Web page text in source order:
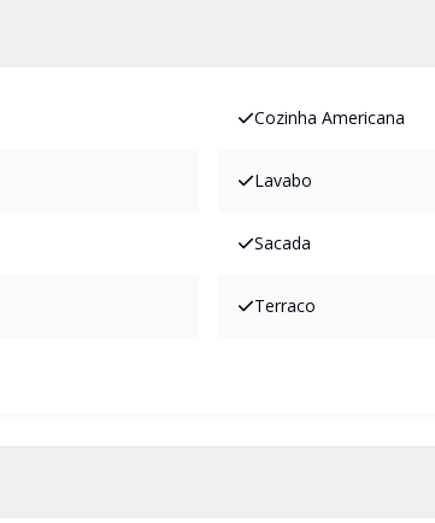
Cozinha Americana
Lavabo
Sacada
Terraco